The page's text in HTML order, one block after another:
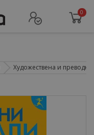
0
Художествена и преводна